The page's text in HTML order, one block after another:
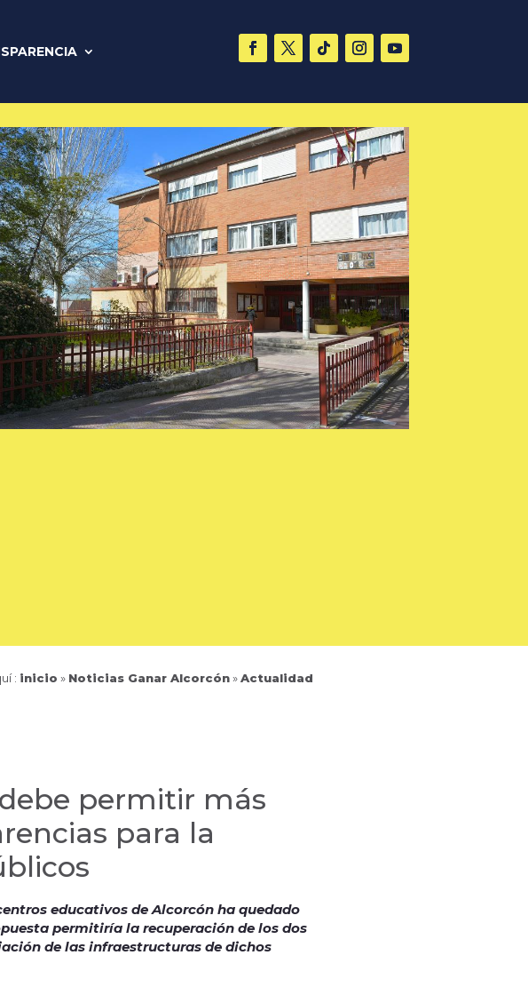
: inicio » Noticias Ganar Alcorcón»Actualidad
permitir más
para la
educativos de Alcorcón ha quedado
permitiría la recuperación de los dos
de las infraestructuras de dichos